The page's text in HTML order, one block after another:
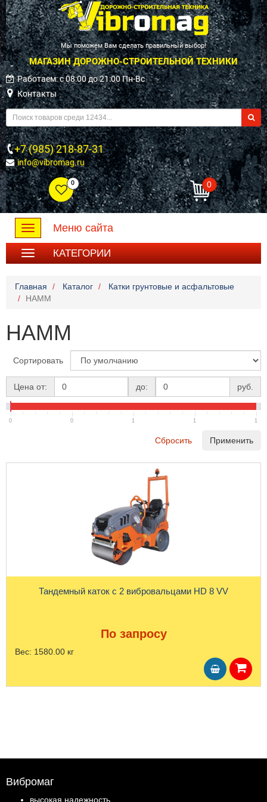
Мы поможем Вам сделать правильный выбор!
МАГАЗИН ДОРОЖНО-СТРОИТЕЛЬНОЙ ТЕХНИКИ
Работаем: c 08:00 до 21:00 Пн-Вс
Контакты
+7 (985) 218-87-31
info@vibromag.ru
0 0
Toggle
navigation
Меню сайта
КАТЕГОРИИ
Главная Каталог
Катки грунтовые и асфальтовые
HAMM
HAMM
Сортировать
Цена от: до: руб.
0 0 1 1 1
Сбросить Применить
Тандемный каток с 2 вибровальцами HD 8 VV
По запросу
Вес: 1580.00 кг
Вибромаг
высокая надежность